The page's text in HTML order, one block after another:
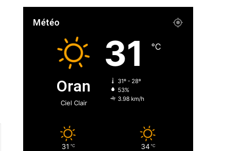
Météo
Oran
Ciel Clair
31 ℃
31º - 28º
53%
3.98 km/h
31 ℃ 34 ℃